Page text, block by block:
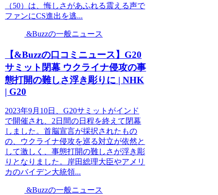
（50）は、悔しさがあふれる震える声で
ファンにCS進出を逃...
&Buzzの一般ニュース
【&Buzzの口コミニュース】G20
サミット閉幕 ウクライナ侵攻の事
態打開の難しさ浮き彫りに | NHK
| G20
2023年9月10日、G20サミットがインド
で開催され、2日間の日程を終えて閉幕
しました。首脳宣言が採択されたもの
の、ウクライナ侵攻を巡る対立が依然と
して激しく、事態打開の難しさが浮き彫
りとなりました。岸田総理大臣やアメリ
カのバイデン大統領...
&Buzzの一般ニュース